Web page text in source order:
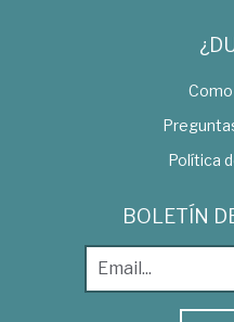
Política
BOLETÍN